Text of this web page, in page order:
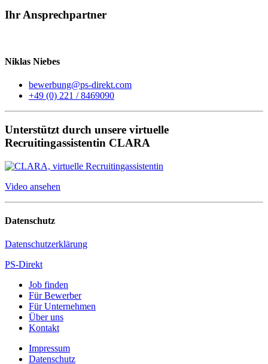
Ihr Ansprechpartner
Niklas Niebes
bewerbung@ps-direkt.com
+49 (0) 221 / 8469090
Unterstützt durch unsere virtuelle
Recruitingassistentin CLARA
Video ansehen
Datenschutz
Datenschutzerklärung
PS-Direkt
Job finden
Für Bewerber
Für Unternehmen
Über uns
Kontakt
Impressum
Datenschutz